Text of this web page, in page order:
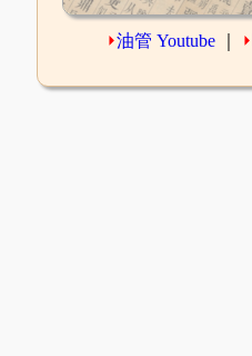
⏵油管 Youtube ⏵